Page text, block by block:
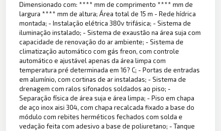
Dimensionado com: **** mm de comprimento **** mm de
largura **** mm de altura; Área total de 15 m - Rede hídrica
montada; - Instalação elétrica 380v trifásica; - Sistema de
iluminação instalado; - Sistema de exaustão na área suja com
capacidade de renovação do ar ambiente; - Sistema de
climatização automático com gás freon, com controle
automático e ajustável apenas da área limpa com
temperatura pré determinada em 16? C; - Portas de entradas
em alumínio, com cortinas de ar instaladas; - Sistema de
drenagem com ralos sifonados soldados ao piso; -
Separação física de área suja e área limpa; - Piso em chapa
de aço inox aisi 304, com chapa recalcada fixado a base do
módulo com rebites herméticos fechados com solda e
vedação feita com adesivo a base de poliuretano; - Tanque